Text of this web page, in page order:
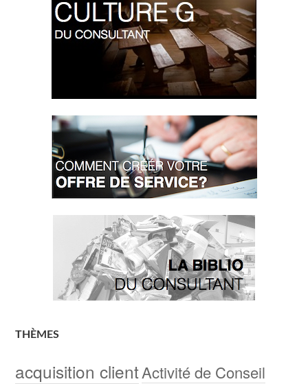
THÈMES
acquisition clientActivité de Conseil